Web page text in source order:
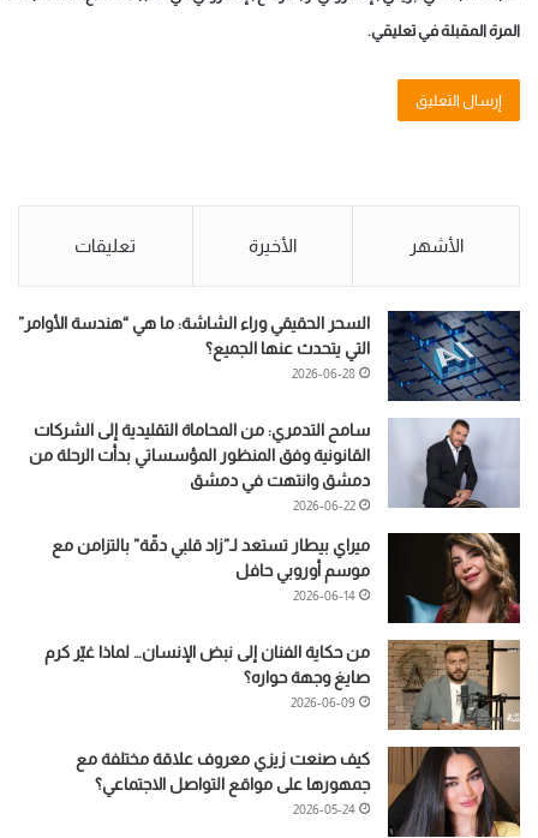
المرة المقبلة في تعليقي.
الأشهر الأخيرة تعليقات
السحر الحقيقي وراء الشاشة: ما هي “هندسة الأوامر”
التي يتحدث عنها الجميع؟
2026-06-28
سامح التدمري: من المحاماة التقليدية إلى الشركات
القانونية وفق المنظور المؤسساتي بدأت الرحلة من
دمشق وانتهت في دمشق
2026-06-22
ميراي بيطار تستعد لـ”زاد قلبي دقّة” بالتزامن مع
موسم أوروبي حافل
2026-06-14
من حكاية الفنان إلى نبض الإنسان… لماذا غيّر كرم
صايغ وجهة حواره؟
2026-06-09
كيف صنعت زيزي معروف علاقة مختلفة مع
جمهورها على مواقع التواصل الاجتماعي؟
2026-05-24